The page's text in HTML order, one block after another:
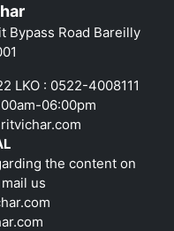
Bypass Road Bareilly
LKO : 0522-4008111
06:00pm
the content on
us